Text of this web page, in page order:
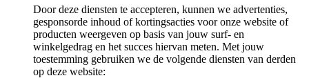
Door deze diensten te accepteren, kunnen we advertenties,
gesponsorde inhoud of kortingsacties voor onze website of
producten weergeven op basis van jouw surf- en
winkelgedrag en het succes hiervan meten. Met jouw
toestemming gebruiken we de volgende diensten van derden
op deze website: